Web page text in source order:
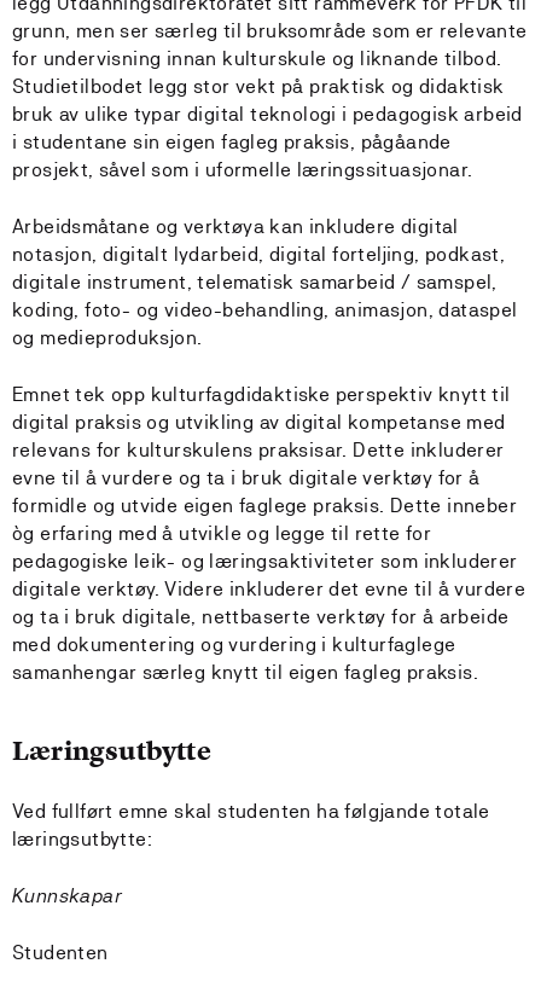
grunn, men ser særleg til bruksområde som er relevante
for undervisning innan kulturskule og liknande tilbod.
Studietilbodet legg stor vekt på praktisk og didaktisk
bruk av ulike typar digital teknologi i pedagogisk arbeid
i studentane sin eigen fagleg praksis, pågåande
prosjekt, såvel som i uformelle læringssituasjonar.
Arbeidsmåtane og verktøya kan inkludere digital
notasjon, digitalt lydarbeid, digital forteljing, podkast,
digitale instrument, telematisk samarbeid / samspel,
koding, foto- og video-behandling, animasjon, dataspel
og medieproduksjon.
Emnet tek opp kulturfagdidaktiske perspektiv knytt til
digital praksis og utvikling av digital kompetanse med
relevans for kulturskulens praksisar. Dette inkluderer
evne til å vurdere og ta i bruk digitale verktøy for å
formidle og utvide eigen faglege praksis. Dette inneber
òg erfaring med å utvikle og legge til rette for
pedagogiske leik- og læringsaktiviteter som inkluderer
digitale verktøy. Videre inkluderer det evne til å vurdere
og ta i bruk digitale, nettbaserte verktøy for å arbeide
med dokumentering og vurdering i kulturfaglege
samanhengar særleg knytt til eigen fagleg praksis.
Læringsutbytte
Ved fullført emne skal studenten ha følgjande totale
læringsutbytte:
Kunnskapar
Studenten